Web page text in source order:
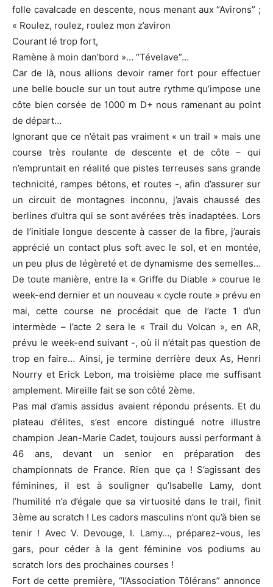
folle cavalcade en descente, nous menant aux “Avirons” ;
« Roulez, roulez, roulez mon z’aviron
Courant lé trop fort,
Ramène à moin dan’bord »… “Tévelave”…
Car de là, nous allions devoir ramer fort pour effectuer
une belle boucle sur un tout autre rythme qu’impose une
côte bien corsée de 1000 m D+ nous ramenant au point
de départ…
Ignorant que ce n’était pas vraiment « un trail » mais une
course très roulante de descente et de côte – qui
n’empruntait en réalité que pistes terreuses sans grande
technicité, rampes bétons, et routes -, afin d’assurer sur
un circuit de montagnes inconnu, j’avais chaussé des
berlines d’ultra qui se sont avérées très inadaptées. Lors
de l’initiale longue descente à casser de la fibre, j’aurais
apprécié un contact plus soft avec le sol, et en montée,
un peu plus de légèreté et de dynamisme des semelles…
De toute manière, entre la « Griffe du Diable » courue le
week-end dernier et un nouveau « cycle route » prévu en
mai, cette course ne procédait que de l’acte 1 d’un
intermède – l’acte 2 sera le « Trail du Volcan », en AR,
prévu le week-end suivant -, où il n’était pas question de
trop en faire… Ainsi, je termine derrière deux As, Henri
Nourry et Erick Lebon, ma troisième place me suffisant
amplement. Mireille fait se son côté 2ème.
Pas mal d’amis assidus avaient répondu présents. Et du
plateau d’élites, s’est encore distingué notre illustre
champion Jean-Marie Cadet, toujours aussi performant à
46 ans, devant un senior en préparation des
championnats de France. Rien que ça ! S’agissant des
féminines, il est à souligner qu’Isabelle Lamy, dont
l’humilité n’a d’égale que sa virtuosité dans le trail, finit
3ème au scratch ! Les cadors masculins n’ont qu’à bien se
tenir ! Avec V. Devouge, I. Lamy…, préparez-vous, les
gars, pour céder à la gent féminine vos podiums au
scratch lors des prochaines courses !
Fort de cette première, “l’Association Tôlérans” annonce